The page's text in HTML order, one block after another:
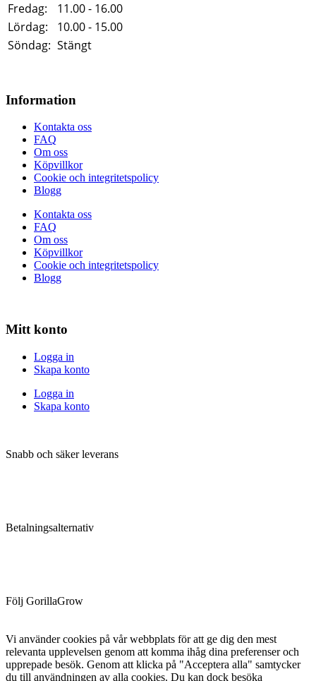
Fredag:
11.00 - 16.00
Lördag:
10.00 - 15.00
Söndag: Stängt
Information
Kontakta oss
FAQ
Om oss
Köpvillkor
Cookie och integritetspolicy
Blogg
Kontakta oss
FAQ
Om oss
Köpvillkor
Cookie och integritetspolicy
Blogg
Mitt konto
Logga in
Skapa konto
Logga in
Skapa konto
Snabb och säker leverans
Betalningsalternativ
Följ GorillaGrow
Vi använder cookies på vår webbplats för att ge dig den mest
relevanta upplevelsen genom att komma ihåg dina preferenser och
upprepade besök. Genom att klicka på "Acceptera alla" samtycker
du till användningen av alla cookies. Du kan dock besöka